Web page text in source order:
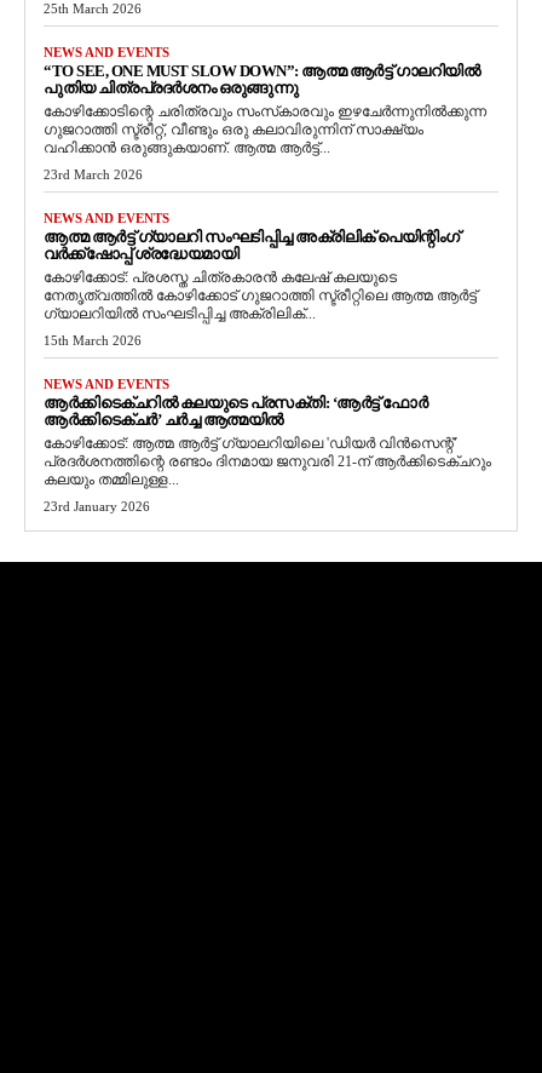
25th March 2026
NEWS AND EVENTS
“TO SEE, ONE MUST SLOW DOWN”: ആത്മ ആർട്ട് ഗാലറിയിൽ
പുതിയ ചിത്രപ്രദർശനം ഒരുങ്ങുന്നു
കോഴിക്കോടിന്റെ ചരിത്രവും സംസ്‌കാരവും ഇഴചേർന്നുനിൽക്കുന്ന
ഗുജറാത്തി സ്ട്രീറ്റ്, വീണ്ടും ഒരു കലാവിരുന്നിന് സാക്ഷ്യം
വഹിക്കാൻ ഒരുങ്ങുകയാണ്. ആത്മ ആർട്ട്...
23rd March 2026
NEWS AND EVENTS
ആത്മ ആർട്ട് ഗ്യാലറി സംഘടിപ്പിച്ച അക്രിലിക് പെയിന്റിംഗ്
വർക്ക്‌ഷോപ്പ് ശ്രദ്ധേയമായി
കോഴിക്കോട്: പ്രശസ്ത ചിത്രകാരൻ കലേഷ് കലയുടെ
നേതൃത്വത്തിൽ കോഴിക്കോട് ഗുജറാത്തി സ്ട്രീറ്റിലെ ആത്മ ആർട്ട്
ഗ്യാലറിയിൽ സംഘടിപ്പിച്ച അക്രിലിക്...
15th March 2026
NEWS AND EVENTS
ആർക്കിടെക്ചറിൽ കലയുടെ പ്രസക്തി: ‘ആർട്ട് ഫോർ
ആർക്കിടെക്ചർ’ ചർച്ച ആത്മയിൽ
​കോഴിക്കോട്: ആത്മ ആർട്ട് ഗ്യാലറിയിലെ 'ഡിയർ വിൻസെന്റ്'
പ്രദർശനത്തിന്റെ രണ്ടാം ദിനമായ ജനുവരി 21-ന് ആർക്കിടെക്ചറും
കലയും തമ്മിലുള്ള...
23rd January 2026